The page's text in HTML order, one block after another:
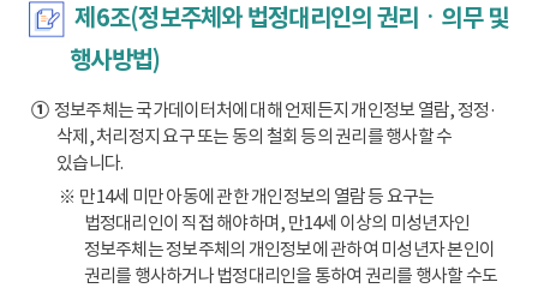
제6조(정보주체와 법정대리인의 권리ㆍ의무 및
행사방법)
①정보주체는 국가데이터처에 대해 언제든지 개인정보 열람, 정정·
삭제, 처리정지 요구 또는 동의 철회 등의 권리를 행사할 수
있습니다.
※ 만14세 미만 아동에 관한 개인정보의 열람 등 요구는
법정대리인이 직접 해야하며, 만14세 이상의 미성년자인
정보주체는 정보주체의 개인정보에 관하여 미성년자 본인이
권리를 행사하거나 법정대리인을 통하여 권리를 행사할 수도